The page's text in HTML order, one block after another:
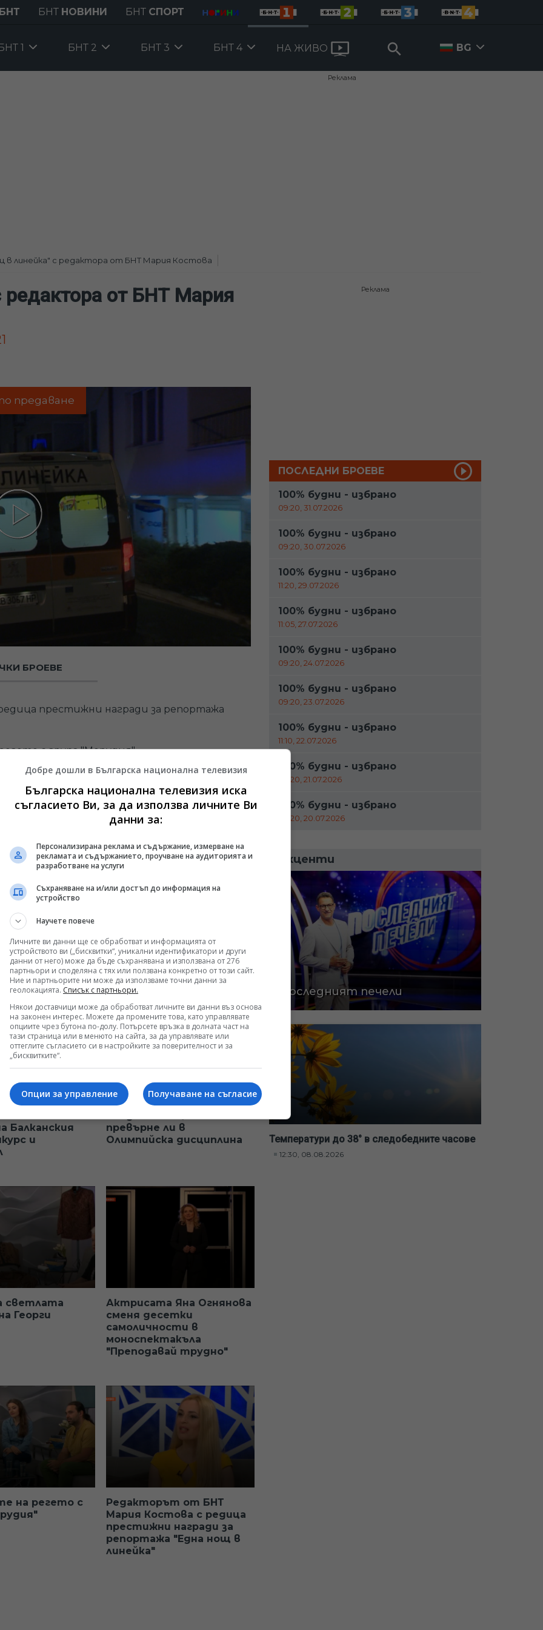
БНТ БНТ НОВИНИ БНТ СПОРТ
1 БНТ 2 БНТ 3 БНТ 4 НА ЖИВО BG
Реклама
в линейка" с редактора от БНТ Мария Костова
от БНТ Мария
предаване
БРОЕВЕ
престижни награди за репортажa
с група "Мерудия"
Живков
самоличности в моноспектакъла
на съгражданите си от град Левски
Чефо
ежедневието с танци на пилон
на Балканския винен фестивал,
където и да сте!
Instagram
на БНТ в YouTube
гледате и в TikTok
ни вGoogle News
Балканския
и
превърне ли в
Олимпийска дисциплина
светлата
Георги
Актрисата Яна Огнянова
сменя десетки
самоличности в
моноспектакъла
"Преподавай трудно"
на регето с
Редакторът от БНТ
Мария Костова с редица
престижни награди за
репортажa "Една нощ в
линейка"
Реклама
ПОСЛЕДНИ БРОЕВЕ
100% будни - избрано
09:20, 31.07.2026
100% будни - избрано
09:20, 30.07.2026
100% будни - избрано
11:20, 29.07.2026
100% будни - избрано
11:05, 27.07.2026
100% будни - избрано
09:20, 24.07.2026
100% будни - избрано
09:20, 23.07.2026
100% будни - избрано
11:10, 22.07.2026
100% будни - избрано
09:20, 21.07.2026
100% будни - избрано
09:20, 20.07.2026
Акценти
Последният печели
Температури до 38° в следобедните часове
12:30, 08.08.2026
Добре дошли в Българска национална телевизия
Българска национална телевизия иска
съгласието Ви, за да използва личните Ви
данни за:
Персонализирана реклама и съдържание, измерване на
рекламата и съдържанието, проучване на аудиторията и
разработване на услуги
Съхраняване на и/или достъп до информация на
устройство
Научете повече
Личните ви данни ще се обработват и информацията от
устройството ви („бисквитки“, уникални идентификатори и други
данни от него) може да бъде съхранявана и използвана от 276
партньори и споделяна с тях или ползвана конкретно от този сайт.
Ние и партньорите ни може да използваме точни данни за
геолокацията. Списък с партньори.
Някои доставчици може да обработват личните ви данни въз основа
на законен интерес. Можете да промените това, като управлявате
опциите чрез бутона по-долу. Потърсете връзка в долната част на
тази страница или в менюто на сайта, за да управлявате или
оттеглите съгласието си в настройките за поверителност и за
„бисквитките“.
Получаване на съгласие
Опции за управление